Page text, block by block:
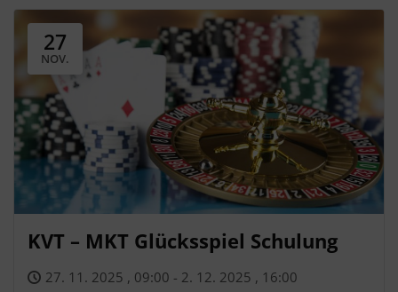
27
NOV.
KVT – MKT Glücksspiel Schulung
27. 11. 2025 , 09:00 - 2. 12. 2025 , 16:00